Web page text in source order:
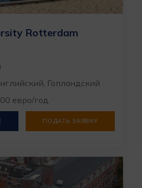
Rotterdam
Голландский
евро/год
ПОДАТЬ ЗАЯВКУ